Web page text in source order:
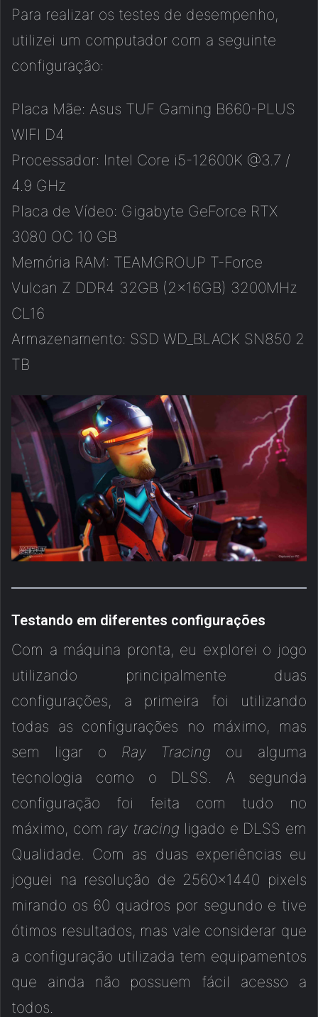
Para realizar os testes de desempenho,
utilizei um computador com a seguinte
configuração:
Placa Mãe: Asus TUF Gaming B660-PLUS
WIFI D4
Processador: Intel Core i5-12600K @3.7 /
4.9 GHz
Placa de Vídeo: Gigabyte GeForce RTX
3080 OC 10 GB
Memória RAM: TEAMGROUP T-Force
Vulcan Z DDR4 32GB (2x16GB) 3200MHz
CL16
Armazenamento: SSD WD_BLACK SN850 2
TB
Testando em diferentes configurações
Com a máquina pronta, eu explorei o jogo
utilizando principalmente duas
configurações, a primeira foi utilizando
todas as configurações no máximo, mas
sem ligar o Ray Tracing ou alguma
tecnologia como o DLSS. A segunda
configuração foi feita com tudo no
máximo, com ray tracing ligado e DLSS em
Qualidade. Com as duas experiências eu
joguei na resolução de 2560×1440 pixels
mirando os 60 quadros por segundo e tive
ótimos resultados, mas vale considerar que
a configuração utilizada tem equipamentos
que ainda não possuem fácil acesso a
todos.